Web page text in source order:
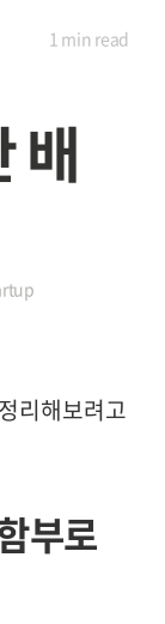
배
1 min read
리해보려고
부로